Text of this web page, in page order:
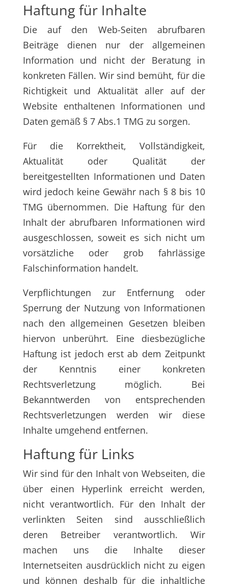
Haftung für Inhalte
Die auf den Web-Seiten abrufbaren
Beiträge dienen nur der allgemeinen
Information und nicht der Beratung in
konkreten Fällen. Wir sind bemüht, für die
Richtigkeit und Aktualität aller auf der
Website enthaltenen Informationen und
Daten gemäß § 7 Abs.1 TMG zu sorgen.
Für die Korrektheit, Vollständigkeit,
Aktualität oder Qualität der
bereitgestellten Informationen und Daten
wird jedoch keine Gewähr nach § 8 bis 10
TMG übernommen. Die Haftung für den
Inhalt der abrufbaren Informationen wird
ausgeschlossen, soweit es sich nicht um
vorsätzliche oder grob fahrlässige
Falschinformation handelt.
Verpflichtungen zur Entfernung oder
Sperrung der Nutzung von Informationen
nach den allgemeinen Gesetzen bleiben
hiervon unberührt. Eine diesbezügliche
Haftung ist jedoch erst ab dem Zeitpunkt
der Kenntnis einer konkreten
Rechtsverletzung möglich. Bei
Bekanntwerden von entsprechenden
Rechtsverletzungen werden wir diese
Inhalte umgehend entfernen.
Haftung für Links
Wir sind für den Inhalt von Webseiten, die
über einen Hyperlink erreicht werden,
nicht verantwortlich. Für den Inhalt der
verlinkten Seiten sind ausschließlich
deren Betreiber verantwortlich. Wir
machen uns die Inhalte dieser
Internetseiten ausdrücklich nicht zu eigen
und können deshalb für die inhaltliche